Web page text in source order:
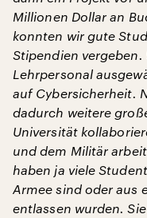
Millionen Dollar an
konnten wir gute
Stipendien vergeben.
Lehrpersonal
auf Cybersicherheit.
dadurch weitere
Universität
und dem Militär
haben ja viele
Armee sind oder aus
entlassen wurden.